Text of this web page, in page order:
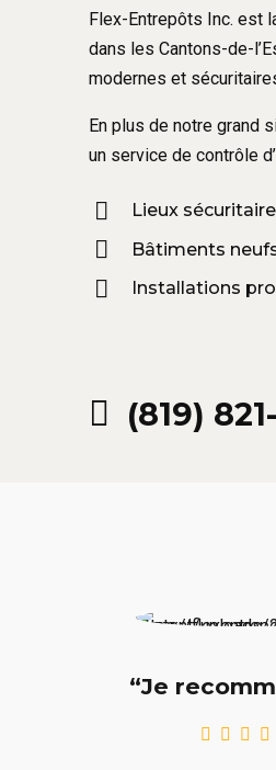
Flex-Entrepôts Inc. est
dans les Cantons-de-
modernes et
En plus de notre grand
un service de contrôle
Lieux
Bâtiments
Installations
(819)
“Je